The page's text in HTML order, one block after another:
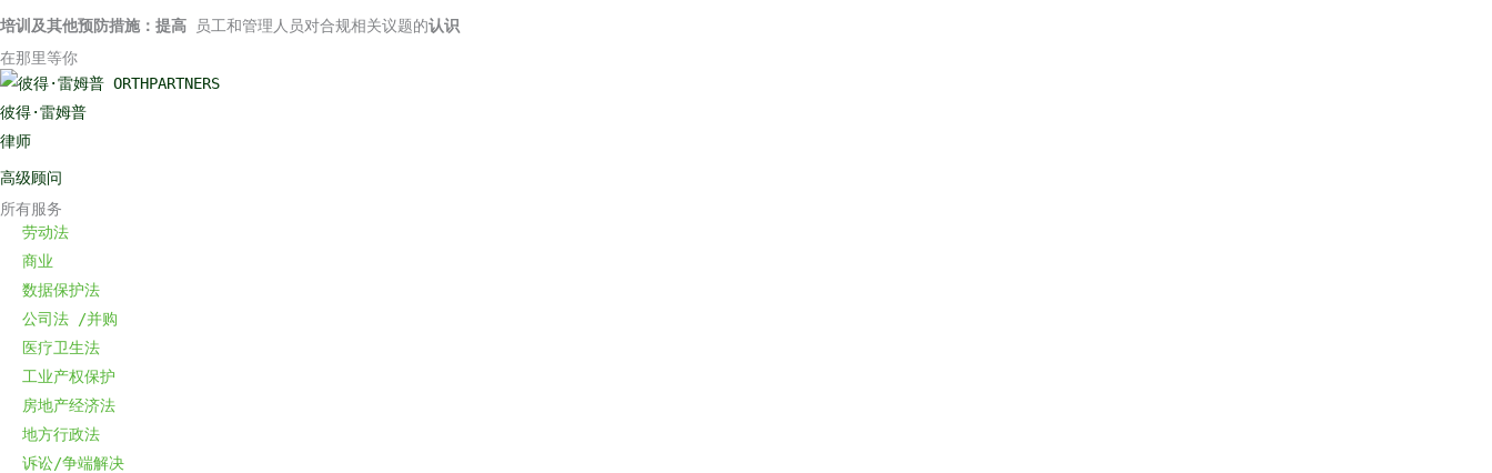
培训及其他预防措施：提高 员工和管理人员对合规相关议题的认识
在那里等你
彼得·雷姆普
律师
高级顾问
所有服务
劳动法
商业
数据保护法
公司法 /并购
医疗卫生法
工业产权保护
房地产经济法
地方行政法
诉讼/争端解决